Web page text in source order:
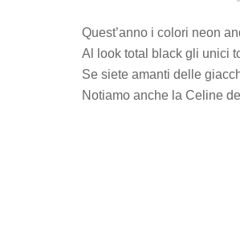
Quest’anno i colori neon
Al look total black gli unici
Se siete amanti delle
Notiamo anche la Celine